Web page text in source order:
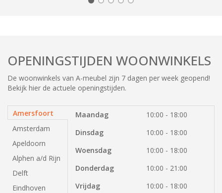
OPENINGSTIJDEN WOONWINKELS
De woonwinkels van A-meubel zijn 7 dagen per week geopend!
Bekijk hier de actuele openingstijden.
Amersfoort
Amsterdam
Apeldoorn
Alphen a/d Rijn
Delft
Eindhoven
Maandag
10:00 - 18:00
Dinsdag
10:00 - 18:00
Woensdag
10:00 - 18:00
Donderdag
10:00 - 21:00
Vrijdag
10:00 - 18:00